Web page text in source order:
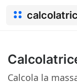
Calcola la